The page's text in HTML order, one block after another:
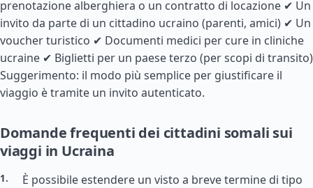
prenotazione alberghiera o un contratto di locazione ✔ Un
invito da parte di un cittadino ucraino (parenti, amici) ✔ Un
voucher turistico ✔ Documenti medici per cure in cliniche
ucraine ✔ Biglietti per un paese terzo (per scopi di transito)
Suggerimento: il modo più semplice per giustificare il
viaggio è tramite un invito autenticato.
Domande frequenti dei cittadini somali sui
viaggi in Ucraina
È possibile estendere un visto a breve termine di tipo